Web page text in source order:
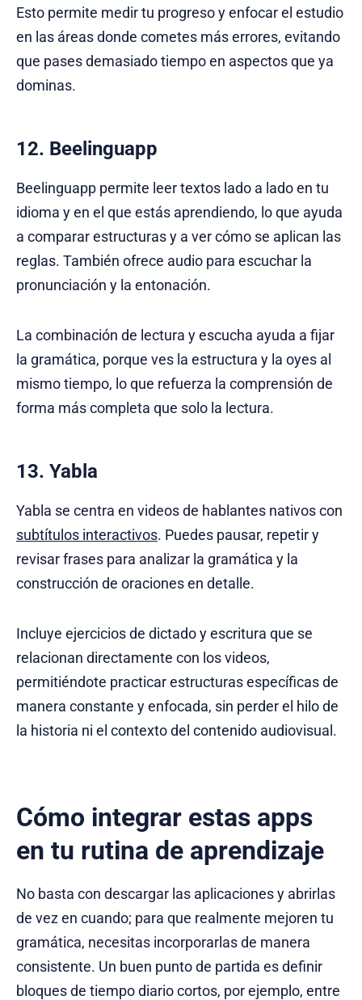
Esto permite medir tu progreso y enfocar el estudio
en las áreas donde cometes más errores, evitando
que pases demasiado tiempo en aspectos que ya
dominas.
12. Beelinguapp
Beelinguapp permite leer textos lado a lado en tu
idioma y en el que estás aprendiendo, lo que ayuda
a comparar estructuras y a ver cómo se aplican las
reglas. También ofrece audio para escuchar la
pronunciación y la entonación.
La combinación de lectura y escucha ayuda a fijar
la gramática, porque ves la estructura y la oyes al
mismo tiempo, lo que refuerza la comprensión de
forma más completa que solo la lectura.
13. Yabla
Yabla se centra en videos de hablantes nativos con
subtítulos interactivos. Puedes pausar, repetir y
revisar frases para analizar la gramática y la
construcción de oraciones en detalle.
Incluye ejercicios de dictado y escritura que se
relacionan directamente con los videos,
permitiéndote practicar estructuras específicas de
manera constante y enfocada, sin perder el hilo de
la historia ni el contexto del contenido audiovisual.
Cómo integrar estas apps
en tu rutina de aprendizaje
No basta con descargar las aplicaciones y abrirlas
de vez en cuando; para que realmente mejoren tu
gramática, necesitas incorporarlas de manera
consistente. Un buen punto de partida es definir
bloques de tiempo diario cortos, por ejemplo, entre